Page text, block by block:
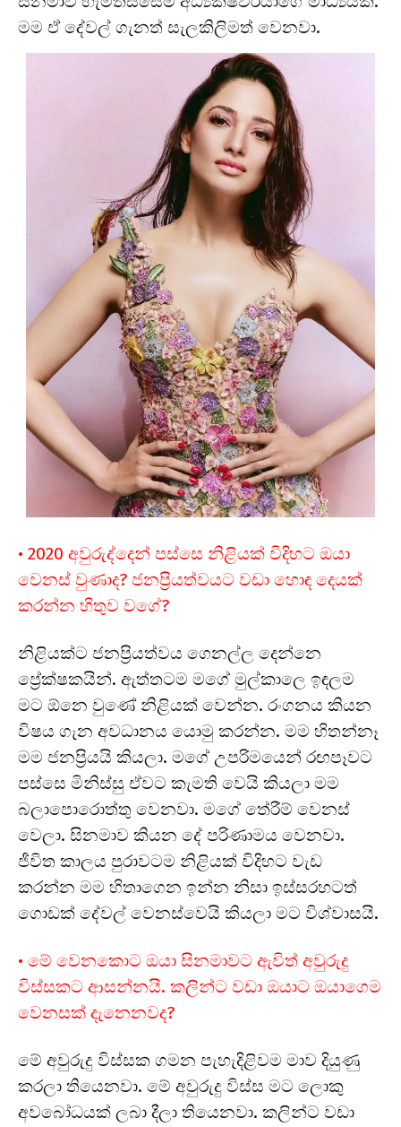
මම ඒ දේවල් ගැනත් සැලකිලිමත් වෙනවා.
• 2020 අවුරුද්දෙන් පස්සෙ නිළියක් විදිහට ඔයා
වෙනස් වුණාද? ජනප්‍රියත්වයට වඩා හොඳ දෙයක්
කරන්න හිතුව වගේ?
නිළියක්ට ජනප්‍රියත්වය ගෙනල්ල දෙන්නෙ
ප්‍රේක්ෂකයින්. ඇත්තටම මගේ මුල්කාලෙ ඉඳලම
මට ඕනෙ වුණේ නිළියක් වෙන්න. රංගනය කියන
විෂය ගැන අවධානය යොමු කරන්න. මම හිතන්නෑ
මම ජනප්‍රියයි කියලා. මගේ උපරිමයෙන් රඟපෑවට
පස්සෙ මිනිස්සු ඒවට කැමති වෙයි කියලා මම
බලාපොරොත්තු වෙනවා. මගේ තේරීම් වෙනස්
වෙලා. සිනමාව කියන දේ පරිණාමය වෙනවා.
ජීවිත කාලය පුරාවටම නිළියක් විදිහට වැඩ
කරන්න මම හිතාගෙන ඉන්න නිසා ඉස්සරහටත්
ගොඩක් දේවල් වෙනස්වෙයි කියලා මට විශ්වාසයි.
• මේ වෙනකොට ඔයා සිනමාවට ඇවිත් අවුරුදු
විස්සකට ආසන්නයි. කලින්ට වඩා ඔයාට ඔයාගෙම
වෙනසක් දැනෙනවද?
මේ අවුරුදු විස්සක ගමන පැහැදිළිවම මාව දියුණු
කරලා තියෙනවා. මේ අවුරුදු විස්ස මට ලොකු
අවබෝධයක් ලබා දීලා තියෙනවා. කලින්ට වඩා